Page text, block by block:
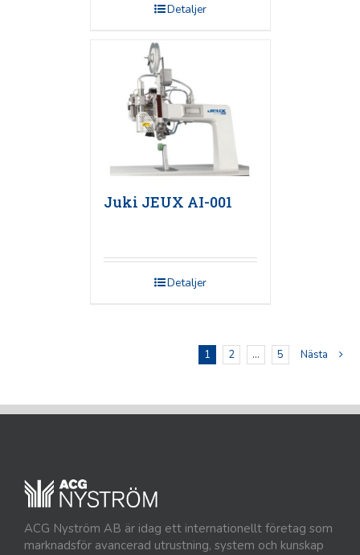
Detaljer
Juki JEUX AI-001
Detaljer
1 2 … 5 Nästa
ACG Nyström AB är idag ett internationellt företag som
marknadsför avancerad utrustning, system och kunskap